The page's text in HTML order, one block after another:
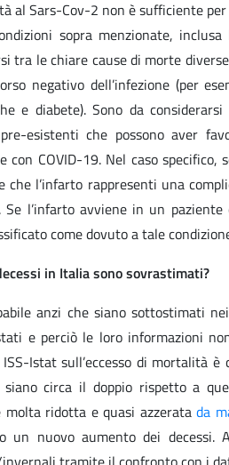
al Sars-Cov-2 non è sufficiente
sopra menzionate,
tra le chiare cause di morte
negativo dell’infezione (per
e diabete). Sono da
esistenti che possono aver
con COVID-19. Nel caso
che l’infarto rappresenti una
Se l’infarto avviene in un
come dovuto a tale
in Italia sono sovrastimati?
anzi che siano sottostimati
e perciò le loro informazioni
Istat sull’eccesso di mortalità
siano circa il doppio rispetto a
molta ridotta e quasi azzeratada
un nuovo aumento dei